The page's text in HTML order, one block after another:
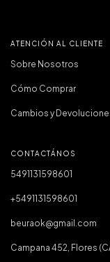
ATENCIÓN AL CLIENTE
Sobre Nosotros
Cómo Comprar
Cambios y
CONTACTÁNOS
5491131598601
+5491131598601
beuraok@gmail.com
Campana 452, Flores